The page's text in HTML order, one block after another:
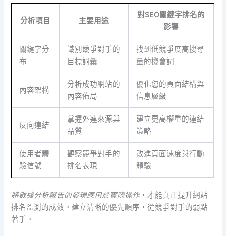
分析項目 主要用途
對SEO關鍵字排名的
影響
關鍵字分
布
識別競爭對手的
目標詞彙
找到低競爭度高搜尋
量的機會詞
內容架構
分析成功網站的
內容佈局
優化您的頁面結構與
信息層級
反向連結
掌握外連來源與
品質
建立更高權重的連結
策略
使用者體
驗信號
觀察競爭對手的
排名表現
改進頁面速度與行動
體驗
將數據分析報告的發現應用於實際操作，才能真正提升網站
排名監測的成效。建立清晰的優先順序，從競爭對手的弱點
著手。